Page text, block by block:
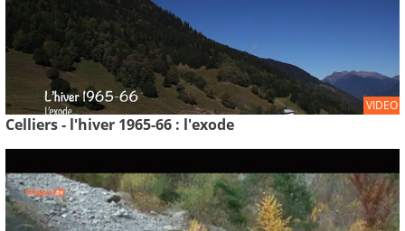
VIDEO
Celliers - l'hiver 1965-66 : l'exode